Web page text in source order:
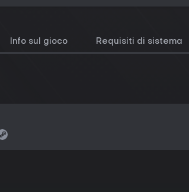
Info sul gioco Requisiti di sistema